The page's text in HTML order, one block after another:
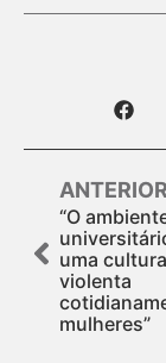
ANTERIOR
“O
uma
violenta
mulheres”